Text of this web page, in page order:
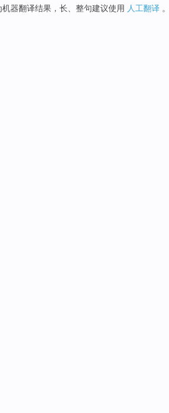
机器翻译结果，长、整句建议使用 人工翻译